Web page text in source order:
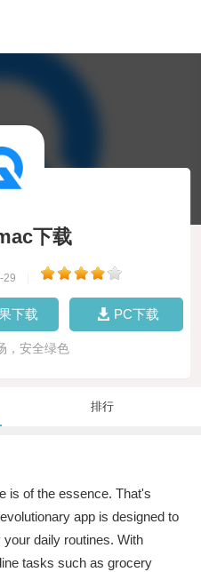
下载
29
下载 PC下载
，安全绿色
排行
is of the essence. That's
app is designed to
daily routines. With
tasks such as grocery